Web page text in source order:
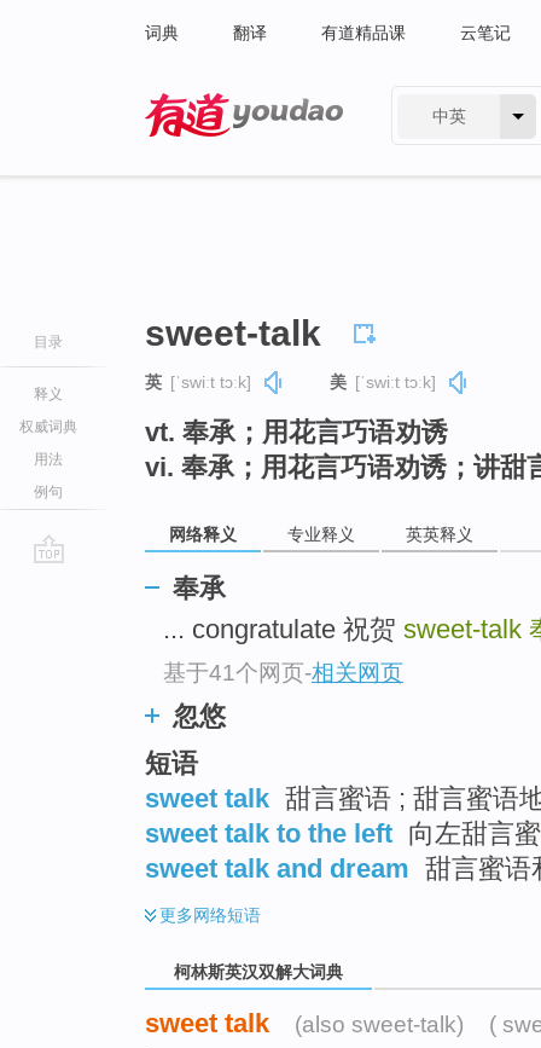
词典 翻译 有道精品课 云笔记
中英
目录
释义
权威词典
用法
例句
sweet-talk
英 [ˈswiːt tɔːk] 美 [ˈswiːt tɔːk]
vt. 奉承；用花言巧语劝诱
vi. 奉承；用花言巧语劝诱；讲甜
网络释义 专业释义 英英释义
奉承
... congratulate 祝贺 sweet-talk
基于41个网页-相关网页
忽悠
短语
sweet talk 甜言蜜语 ; 甜言蜜语
sweet talk to the left 向左甜言
sweet talk and dream 甜言蜜语
更多网络短语
柯林斯英汉双解大词典
sweet talk (also sweet-talk)
(